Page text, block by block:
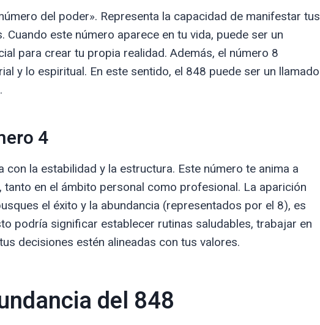
del poder». Representa la capacidad de manifestar tus
este número aparece en tu vida, puede ser un
para crear tu propia realidad. Además, el número 8
y lo espiritual. En este sentido, el 848 puede ser un llamado
4
la estabilidad y la estructura. Este número te anima a
en el ámbito personal como profesional. La aparición
el éxito y la abundancia (representados por el 8), es
podría significar establecer rutinas saludables, trabajar en
decisiones estén alineadas con tus valores.
del 848